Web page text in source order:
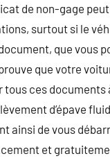
de non-gage
surtout si le
que vous
que votre
tous ces documents
d’épave
ainsi de vous
et